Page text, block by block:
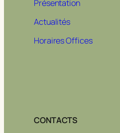
Présentation
Actualités
Horaires Offices
CONTACTS